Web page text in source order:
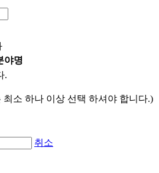
야명
.
소 하나 이상 선택 하셔야 합니다.)
취소